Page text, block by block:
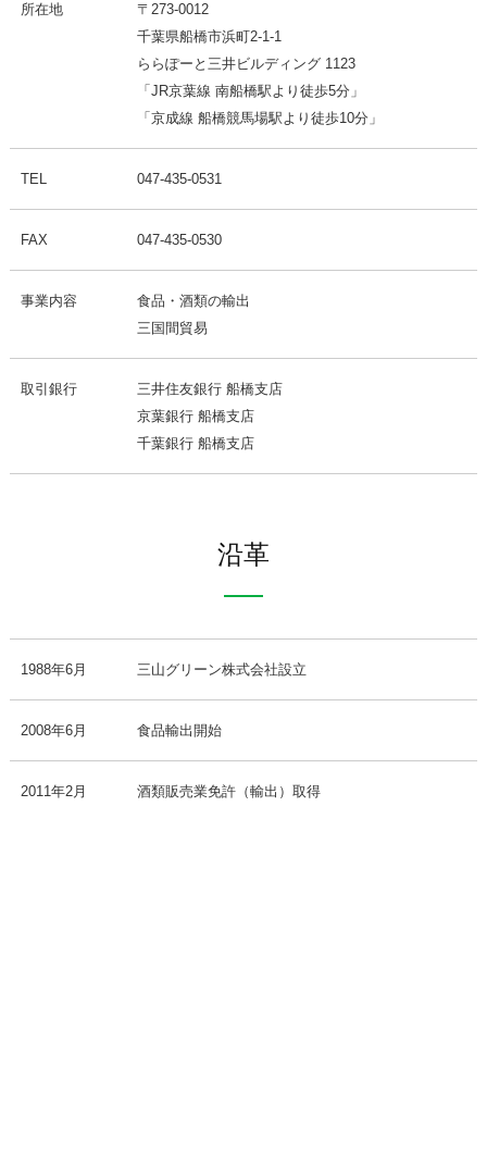
所在地
〒273-0012
千葉県船橋市浜町2-1-1
ららぽーと三井ビルディング 1123
「JR京葉線 南船橋駅より徒歩5分」
「京成線 船橋競馬場駅より徒歩10分」
TEL 047-435-0531
FAX 047-435-0530
事業内容
食品・酒類の輸出
三国間貿易
取引銀行
三井住友銀行 船橋支店
京葉銀行 船橋支店
千葉銀行 船橋支店
沿革
1988年6月 三山グリーン株式会社設立
2008年6月 食品輸出開始
2011年2月 酒類販売業免許（輸出）取得